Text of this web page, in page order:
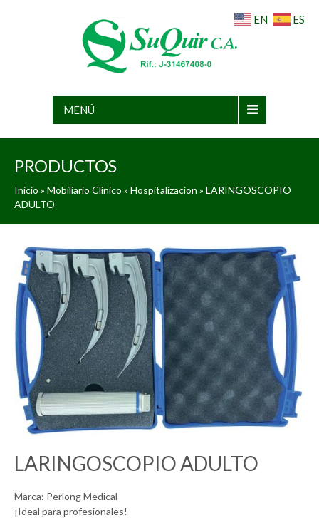
MENÚ
PRODUCTOS
Inicio » Mobiliario Clínico » Hospitalizacion » LARINGOSCOPIO
ADULTO
LARINGOSCOPIO ADULTO
Marca: Perlong Medical
¡Ideal para profesionales!
EN ES